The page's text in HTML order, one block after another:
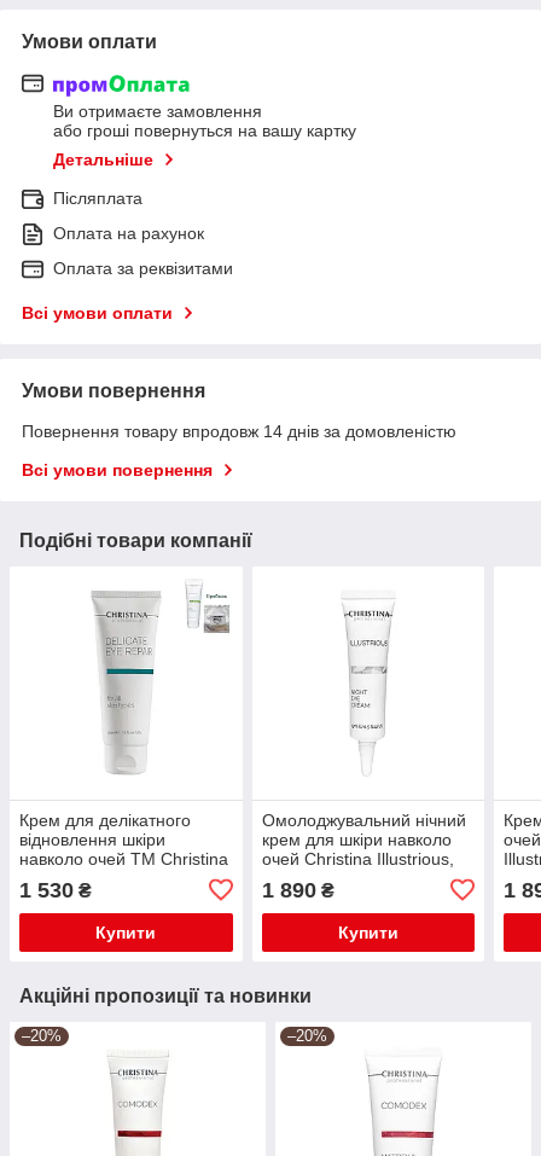
Умови оплати
Ви отримаєте замовлення
або гроші повернуться на вашу картку
Детальніше
Післяплата
Оплата на рахунок
Оплата за реквізитами
Всі умови оплати
Умови повернення
Повернення товару впродовж 14 днів за домовленістю
Всі умови повернення
Подібні товари компанії
Крем для делікатного
відновлення шкіри
навколо очей TM Christina
1 530 ₴
Купити
Омолоджувальний нічний
крем для шкіри навколо
очей Christina Illustrious,
1 890₴
Купити
1
Акційні пропозиції та новинки
–20% –20%